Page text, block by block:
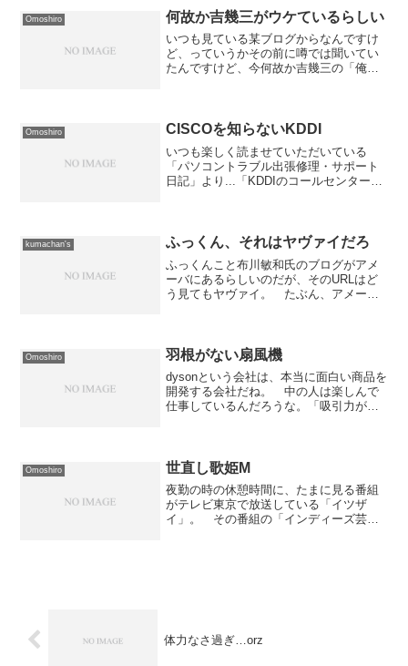
Omoshiro 何故か吉幾三がウケているらしい
いつも見ている某ブログからなんですけ
ど、っていうかその前に噂では聞いてい
たんですけど、今何故か吉幾三の「俺ら
ら気に入ったものを御紹介...
Omoshiro CISCOを知らないKDDI
いつも楽しく読ませていただいている
「パソコントラブル出張修理・サポート
日記」より...「KDDIのコールセンターの
事。 どうやら、K...
kumachan's ふっくん、それはヤヴァイだろ
ふっくんこと布川敏和氏のブログがアメ
ーバにあるらしいのだが、そのURLはど
う見てもヤヴァイ。 たぶん、アメーバ
URLは...どう...
Omoshiro 羽根がない扇風機
dysonという会社は、本当に面白い商品を
開発する会社だね。 中の人は楽しんで
仕事しているんだろうな。「吸引力が落
る所なんです...
Omoshiro 世直し歌姫M
夜勤の時の休憩時間に、たまに見る番組
がテレビ東京で放送している「イツザ
イ」。 その番組の「インディーズ芸人
体力なさ過ぎ…orz